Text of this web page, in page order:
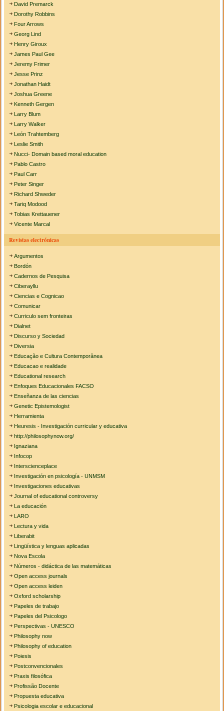
David Premarck
Dorothy Robbins
Four Arrows
Georg Lind
Henry Giroux
James Paul Gee
Jeremy Frimer
Jesse Prinz
Jonathan Haidt
Joshua Greene
Kenneth Gergen
Larry Blum
Larry Walker
León Trahtemberg
Leslie Smith
Nucci- Domain based moral education
Pablo Castro
Paul Carr
Peter Singer
Richard Shweder
Tariq Modood
Tobias Krettauener
Vicente Marcal
Revistas electrónicas
Argumentos
Bordón
Cadernos de Pesquisa
Ciberayllu
Ciencias e Cognicao
Comunicar
Curriculo sem fronteiras
Dialnet
Discurso y Sociedad
Diversia
Educação e Cultura Contemporânea
Educacao e realidade
Educational research
Enfoques Educacionales FACSO
Enseñanza de las ciencias
Genetic Epistemologist
Herramienta
Heuresis - Investigación curricular y educativa
http://philosophynow.org/
Ignaziana
Infocop
Interscienceplace
Investigación en psicología - UNMSM
Investigaciones educativas
Journal of educational controversy
La educación
LARO
Lectura y vida
Liberabit
Lingüística y lenguas aplicadas
Nova Escola
Números - didáctica de las matemáticas
Open access journals
Open access leiden
Oxford scholarship
Papeles de trabajo
Papeles del Psicologo
Perspectivas - UNESCO
Philosophy now
Philosophy of education
Poiesis
Postconvencionales
Praxis filosófica
Profissão Docente
Propuesta educativa
Psicologia escolar e educacional